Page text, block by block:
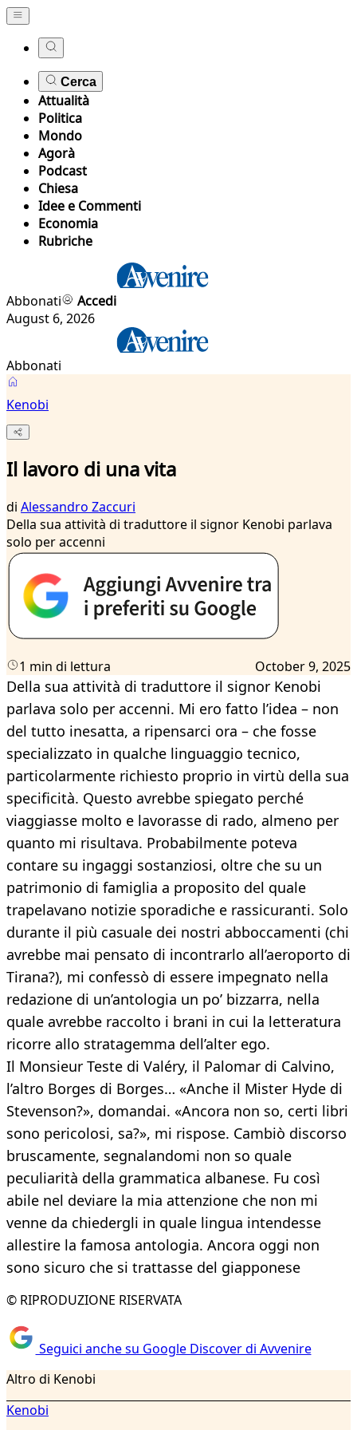
Cerca
Attualità
Politica
Mondo
Agorà
Podcast
Chiesa
Idee e Commenti
Economia
Rubriche
Abbonati
Accedi
August 6, 2026
Abbonati
Kenobi
Il lavoro di una vita
di Alessandro Zaccuri
Della sua attività di traduttore il signor Kenobi parlava
solo per accenni
1 min di lettura October 9, 2025
Della sua attività di traduttore il signor Kenobi
parlava solo per accenni. Mi ero fatto l’idea – non
del tutto inesatta, a ripensarci ora – che fosse
specializzato in qualche linguaggio tecnico,
particolarmente richiesto proprio in virtù della sua
specificità. Questo avrebbe spiegato perché
viaggiasse molto e lavorasse di rado, almeno per
quanto mi risultava. Probabilmente poteva
contare su ingaggi sostanziosi, oltre che su un
patrimonio di famiglia a proposito del quale
trapelavano notizie sporadiche e rassicuranti. Solo
durante il più casuale dei nostri abboccamenti (chi
avrebbe mai pensato di incontrarlo all’aeroporto di
Tirana?), mi confessò di essere impegnato nella
redazione di un’antologia un po’ bizzarra, nella
quale avrebbe raccolto i brani in cui la letteratura
ricorre allo stratagemma dell’alter ego.
Il Monsieur Teste di Valéry, il Palomar di Calvino,
l’altro Borges di Borges… «Anche il Mister Hyde di
Stevenson?», domandai. «Ancora non so, certi libri
sono pericolosi, sa?», mi rispose. Cambiò discorso
bruscamente, segnalandomi non so quale
peculiarità della grammatica albanese. Fu così
abile nel deviare la mia attenzione che non mi
venne da chiedergli in quale lingua intendesse
allestire la famosa antologia. Ancora oggi non
sono sicuro che si trattasse del giapponese
© RIPRODUZIONE RISERVATA
Seguici anche su Google Discover di Avvenire
Altro di Kenobi
Kenobi